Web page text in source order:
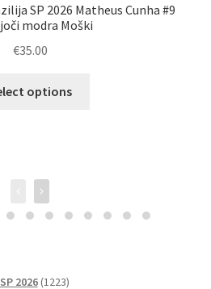
SP 2026 Matheus Cunha #9
modra Moški
€35.00
options
izberete
2026 1223